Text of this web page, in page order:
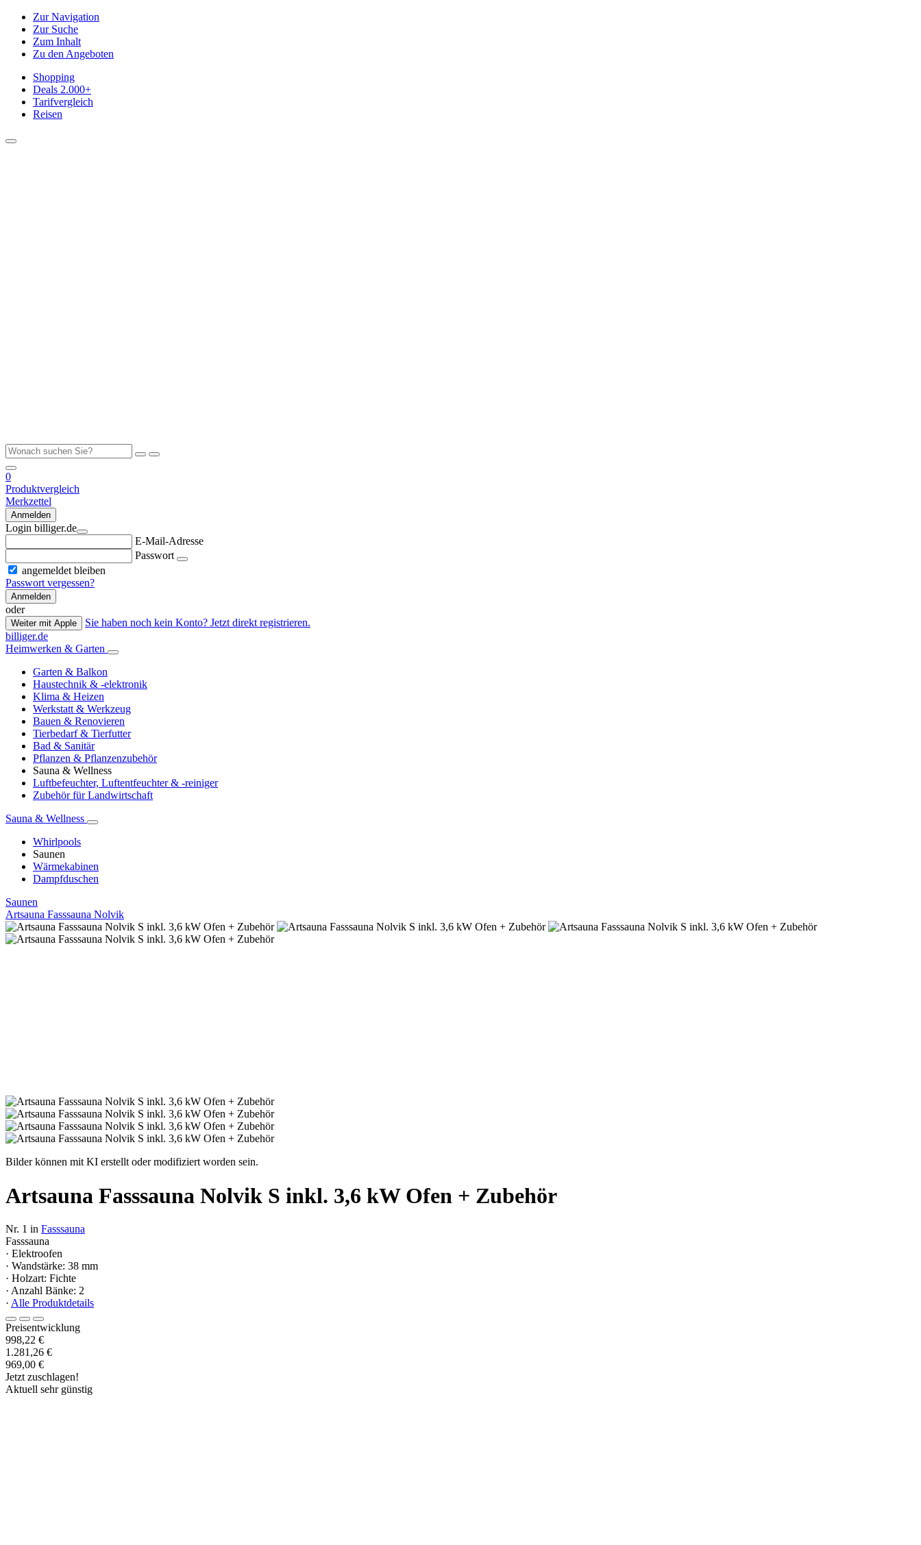
Zur Navigation
Zur Suche
Zum Inhalt
Zu den Angeboten
Shopping
Deals 2.000+
Tarifvergleich
Reisen
0
Produktvergleich
Merkzettel
Anmelden
Login billiger.de
E-Mail-Adresse
Passwort
angemeldet bleiben
Passwort vergessen?
Anmelden
oder
Weiter mit Apple
Sie haben noch kein Konto? Jetzt direkt registrieren.
billiger.de
Heimwerken & Garten
Garten & Balkon
Haustechnik & -elektronik
Klima & Heizen
Werkstatt & Werkzeug
Bauen & Renovieren
Tierbedarf & Tierfutter
Bad & Sanitär
Pflanzen & Pflanzenzubehör
Sauna & Wellness
Luftbefeuchter, Luftentfeuchter & -reiniger
Zubehör für Landwirtschaft
Sauna & Wellness
Whirlpools
Saunen
Wärmekabinen
Dampfduschen
Saunen
Artsauna Fasssauna Nolvik
Bilder können mit KI erstellt oder modifiziert worden sein.
Artsauna Fasssauna Nolvik S inkl. 3,6 kW Ofen + Zubehör
Nr. 1 in Fasssauna
Fasssauna
· Elektroofen
· Wandstärke: 38 mm
· Holzart: Fichte
· Anzahl Bänke: 2
· Alle Produktdetails
Preisentwicklung
998,22 €
1.281,26 €
969,00 €
Jetzt zuschlagen!
Aktuell sehr günstig